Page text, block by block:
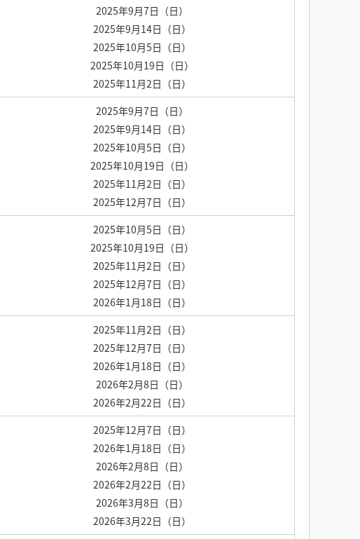
2025年9月7日（日）
2025年9月14日（日）
2025年10月5日（日）
2025年10月19日（日）
2025年11月2日（日）
2025年9月7日（日）
2025年9月14日（日）
2025年10月5日（日）
2025年10月19日（日）
2025年11月2日（日）
2025年12月7日（日）
2025年10月5日（日）
2025年10月19日（日）
2025年11月2日（日）
2025年12月7日（日）
2026年1月18日（日）
2025年11月2日（日）
2025年12月7日（日）
2026年1月18日（日）
2026年2月8日（日）
2026年2月22日（日）
2025年12月7日（日）
2026年1月18日（日）
2026年2月8日（日）
2026年2月22日（日）
2026年3月8日（日）
2026年3月22日（日）